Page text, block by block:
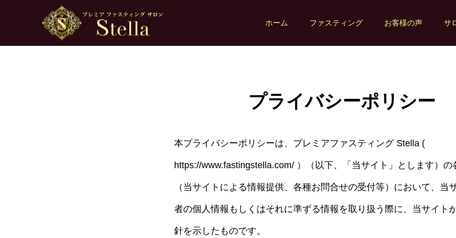
ホーム ファスティング お客様の声 サ
プライバシーポリシー
本プライバシーポリシーは、プレミアファスティング Stella (
https://www.fastingstella.com/ ）（以下、「当サイト」とします）の
（当サイトによる情報提供、各種お問合せの受付等）において、当
者の個人情報もしくはそれに準ずる情報を取り扱う際に、当サイト
針を示したものです。